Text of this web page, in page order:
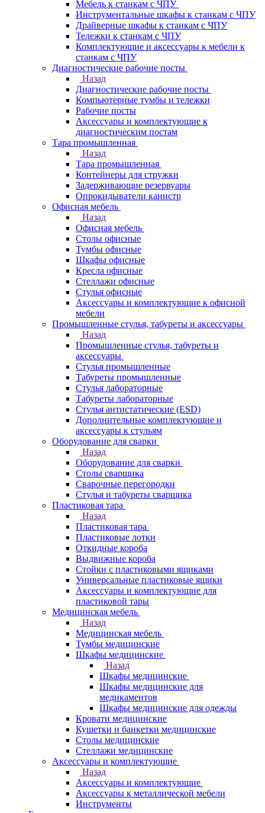
Мебель к станкам с ЧПУ
Инструментальные шкафы к станкам с ЧПУ
Драйверные шкафы к станкам с ЧПУ
Тележки к станкам с ЧПУ
Комплектующие и аксессуары к мебели к
станкам с ЧПУ
Диагностические рабочие посты
Назад
Диагностические рабочие посты
Компьютерные тумбы и тележки
Рабочие посты
Аксессуары и комплектующие к
диагностическим постам
Тара промышленная
Назад
Тара промышленная
Контейнеры для стружки
Задерживающие резервуары
Опрокидыватели канистр
Офисная мебель
Назад
Офисная мебель
Столы офисные
Тумбы офисные
Шкафы офисные
Кресла офисные
Стеллажи офисные
Стулья офисные
Аксессуары и комплектующие к офисной
мебели
Промышленные стулья, табуреты и аксессуары
Назад
Промышленные стулья, табуреты и
аксессуары
Стулья промышленные
Табуреты промышленные
Стулья лабораторные
Табуреты лабораторные
Стулья антистатические (ESD)
Дополнительные комплектующие и
аксессуары к стульям
Оборудование для сварки
Назад
Оборудование для сварки
Столы сварщика
Сварочные перегородки
Стулья и табуреты сварщика
Пластиковая тара
Назад
Пластиковая тара
Пластиковые лотки
Откидные короба
Выдвижные короба
Стойки с пластиковыми ящиками
Универсальные пластиковые ящики
Аксессуары и комплектующие для
пластиковой тары
Медицинская мебель
Назад
Медицинская мебель
Тумбы медицинские
Шкафы медицинские
Назад
Шкафы медицинские
Шкафы медицинские для
медикаментов
Шкафы медицинские для одежды
Кровати медицинские
Кушетки и банкетки медицинские
Столы медицинские
Стеллажи медицинские
Аксессуары и комплектующие
Назад
Аксессуары и комплектующие
Аксессуары к металлической мебели
Инструменты